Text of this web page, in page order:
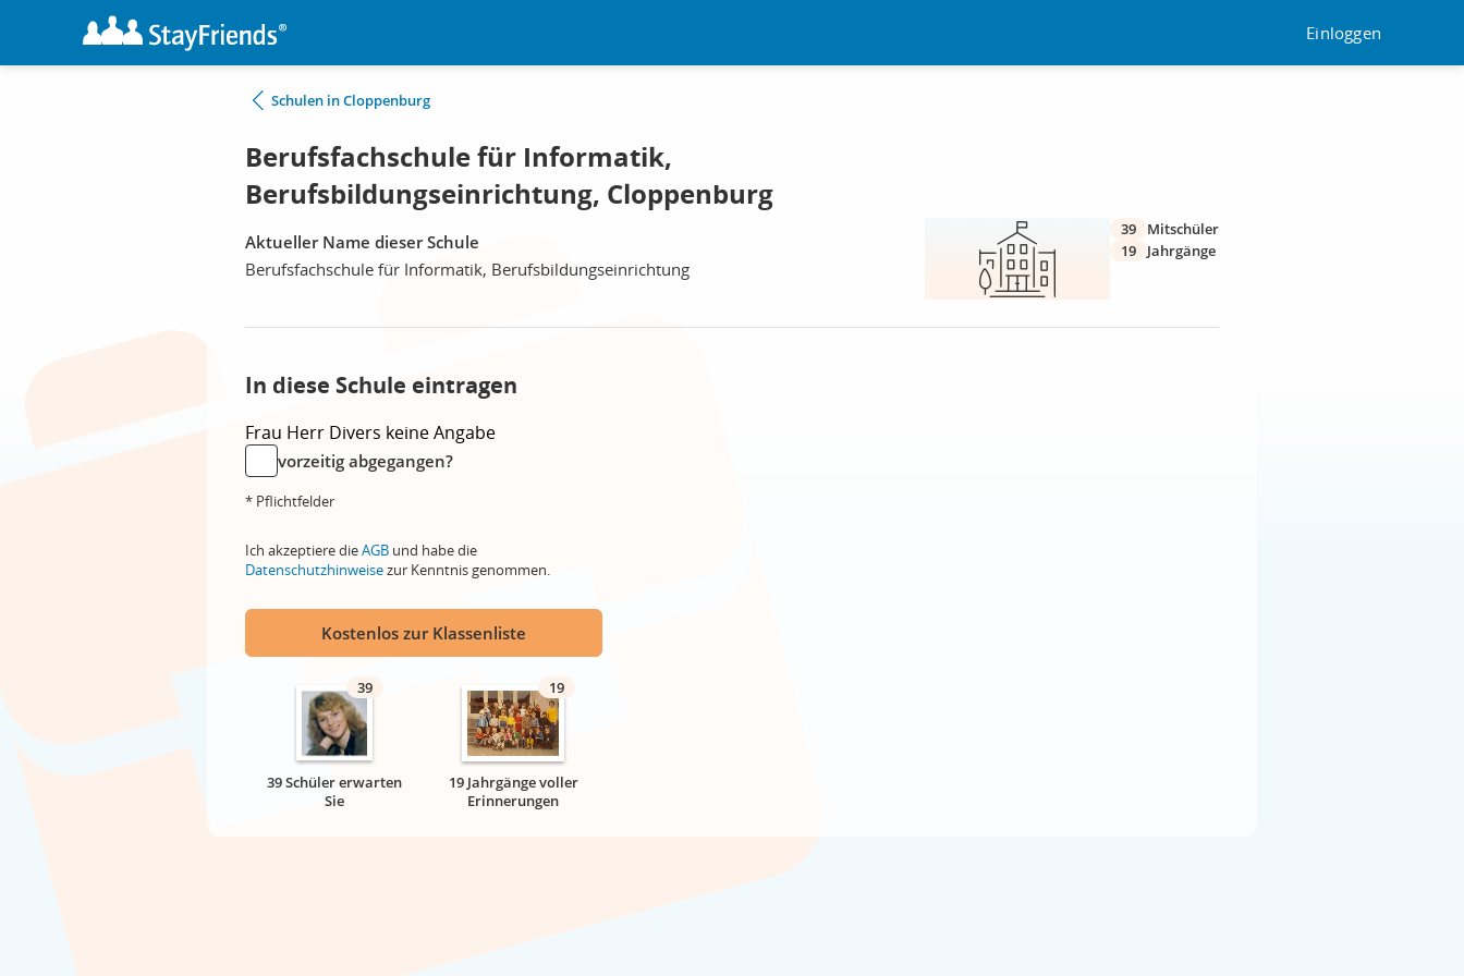
Einloggen
Schulen in Cloppenburg
Berufsfachschule für Informatik,
Berufsbildungseinrichtung, Cloppenburg
Aktueller Name dieser Schule
Berufsfachschule für Informatik, Berufsbildungseinrichtung
39
Mitschüler
19
Jahrgänge
In diese Schule eintragen
Frau Herr Divers keine Angabe
vorzeitig abgegangen?
* Pflichtfelder
Ich akzeptiere dieAGB und habe die
Datenschutzhinweisezur Kenntnis genommen.
Kostenlos zur Klassenliste
39
39 Schüler erwarten
Sie
19
19 Jahrgänge voller
Erinnerungen